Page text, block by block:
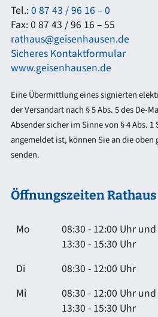
Tel.:0 87 43 / 96 16 – 0
Fax: 0 87 43 / 96 16 – 55
rathaus@geisenhausen.de
Sicheres Kontaktformular
www.geisenhausen.de
Eine Übermittlung eines signierten
der Versandart nach § 5 Abs. 5 des De-
Absender sicher im Sinne von § 4 Abs. 1
angemeldet ist, können Sie an die oben
senden.
Öffnungszeiten Rathaus
Mo
08:30 - 12:00 Uhr und
13:30 - 15:30 Uhr
Di
08:30 - 12:00 Uhr
Mi
08:30 - 12:00 Uhr und
13:30 - 15:30 Uhr